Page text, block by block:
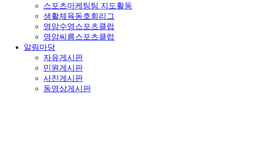
스포츠마케팅팀 지도활동
생활체육동호회리그
영암수영스포츠클럽
영암씨름스포츠클럽
알림마당
자유게시판
민원게시판
사진게시판
동영상게시판